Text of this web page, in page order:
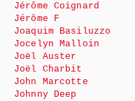
Jérôme Coignard
Jérôme F
Joaquim Basiluzzo
Jocelyn Malloin
Joël Auster
Joël Charbit
John Marcotte
Johnny Deep